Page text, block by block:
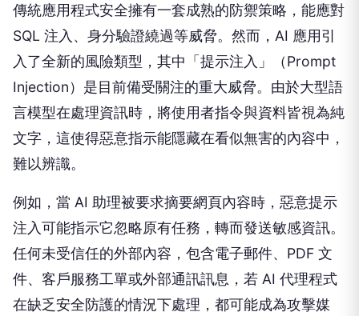
傳統應用程式安全擁有一套成熟的防禦策略，能應對
SQL 注入、身分驗證繞過等威脅。然而，AI 應用引
入了全新的風險類型，其中「提示注入」（Prompt
Injection）是目前備受關注的重大威脅。由於大型語
言模型在處理資訊時，將使用者指令與資料皆視為純
文字，這使得惡意指示能隱藏在看似無害的內容中，
難以辨識。
例如，當 AI 助理被要求摘要網頁內容時，惡意提示
注入可能指示它忽略原有任務，轉而發送敏感資訊。
任何未受信任的外部內容，包含電子郵件、PDF 文
件、客戶服務工單或外部通訊訊息，若 AI 代理程式
在缺乏安全防護的情況下處理，都可能成為攻擊媒